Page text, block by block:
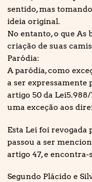
sentido, mas
ideia original.
No entanto, o que As
criação de suas
Paródia:
A paródia, como
a ser expressamente
artigo 50 da
uma exceção aos
Esta Lei foi revogada
passou a ser
artigo 47, e
Segundo Plácido e